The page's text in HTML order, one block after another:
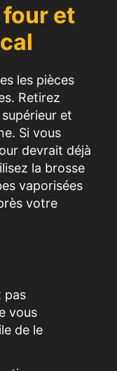
et
les pièces
Retirez
et
Si vous
devrait déjà
la brosse
vaporisées
votre
pas
vous
de le